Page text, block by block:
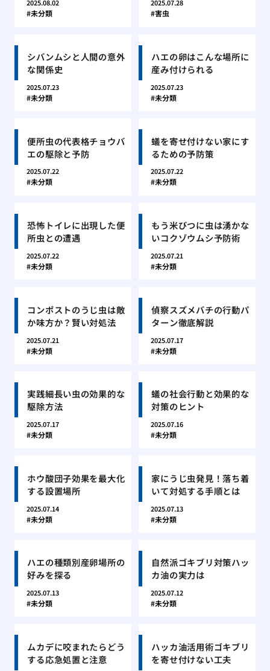
2025.08.02
未分類
2025.07.28
害虫
シバンムシと人間の意外
な関係史
2025.07.23
未分類
ハエの卵はこんな場所に
産み付けられる
2025.07.23
未分類
便所虫の代表格チョウバ
エの駆除と予防
2025.07.22
未分類
蟻を寄せ付けない家にす
るための予防策
2025.07.22
未分類
恐怖トイレに出現した便
所虫との遭遇
2025.07.22
未分類
もう米びつに虫は湧かな
いコクゾウムシ予防術
2025.07.21
未分類
コンポストのうじ虫は敵
か味方か？賢い対処法
2025.07.21
未分類
偵察スズメバチの行動パ
ターン徹底解説
2025.07.17
未分類
実践細長い虫の効果的な
駆除方法
2025.07.17
未分類
蟻の社会行動と効果的な
対策のヒント
2025.07.16
未分類
ホウ酸団子効果を最大化
する設置場所
2025.07.14
未分類
家にうじ虫発見！落ち着
いて対処する手順とは
2025.07.13
未分類
ハエの種類別産卵場所の
好みを探る
2025.07.13
未分類
自然派ゴキブリ対策ハッ
カ油の実力は
2025.07.12
未分類
ムカデに咬まれたらどう
する応急処置と注意
ハッカ油活用術ゴキブリ
を寄せ付けない工夫